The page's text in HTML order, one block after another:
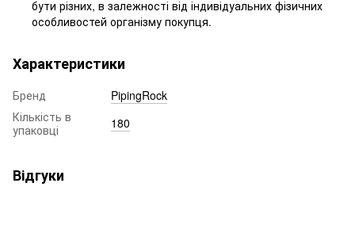
бути різних, в залежності від індивідуальних фізичних
особливостей організму покупця.
Характеристики
Бренд
PipingRock
Кількість в
упаковці
180
Відгуки